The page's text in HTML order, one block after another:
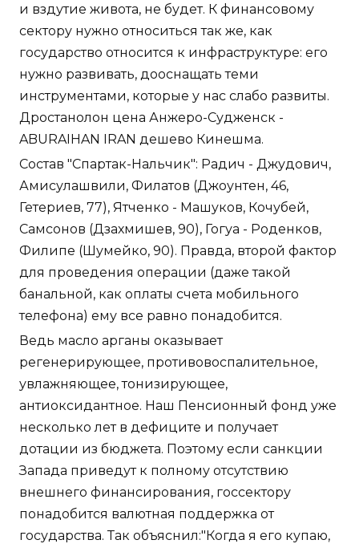
и вздутие живота, не будет. К финансовому
сектору нужно относиться так же, как
государство относится к инфраструктуре: его
нужно развивать, дооснащать теми
инструментами, которые у нас слабо развиты.
Дростанолон цена Анжеро-Судженск -
ABURAIHAN IRAN дешево Кинешма.
Состав "Спартак-Нальчик": Радич - Джудович,
Амисулашвили, Филатов (Джоунтен, 46,
Гетериев, 77), Ятченко - Машуков, Кочубей,
Самсонов (Дзахмишев, 90), Гогуа - Роденков,
Филипе (Шумейко, 90). Правда, второй фактор
для проведения операции (даже такой
банальной, как оплаты счета мобильного
телефона) ему все равно понадобится.
Ведь масло арганы оказывает
регенерирующее, противовоспалительное,
увлажняющее, тонизирующее,
антиоксидантное. Наш Пенсионный фонд уже
несколько лет в дефиците и получает
дотации из бюджета. Поэтому если санкции
Запада приведут к полному отсутствию
внешнего финансирования, госсектору
понадобится валютная поддержка от
государства. Так объяснил:"Когда я его купаю,